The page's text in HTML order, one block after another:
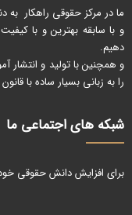
ما در مرکز حقوقی راهکار به
و با سابقه بهترین و با
دهیم.
و همچنین با تولید و انتشار
را به زبانی بسیار ساده با
شبکه های اجتماعی ما
برای افزایش دانش حقوقی